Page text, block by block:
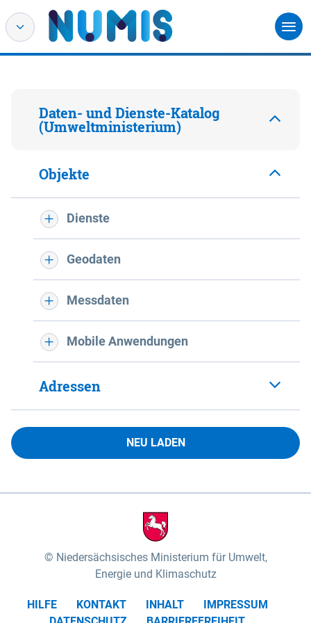
Daten- und Dienste-Katalog
(Umweltministerium)
Objekte
Dienste
Geodaten
Messdaten
Mobile Anwendungen
Adressen
NEU LADEN
Niedersächsisches Ministerium für Umwelt,
Energie und Klimaschutz
HILFE KONTAKT INHALT
IMPRESSUM